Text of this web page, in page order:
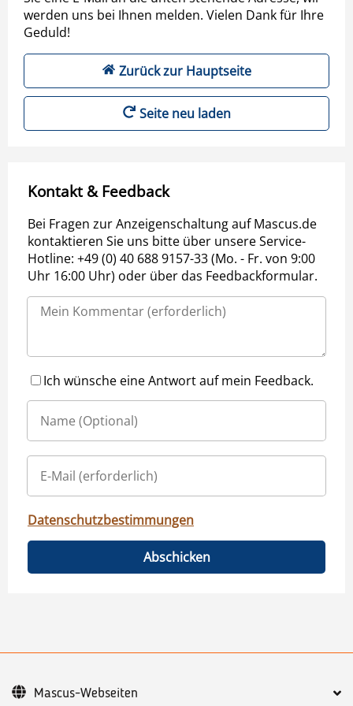
werden uns bei Ihnen melden. Vielen Dank für Ihre
Geduld!
Zurück zur Hauptseite
Seite neu laden
Kontakt & Feedback
Bei Fragen zur Anzeigenschaltung auf Mascus.de
kontaktieren Sie uns bitte über unsere Service-
Hotline: +49 (0) 40 688 9157-33 (Mo. - Fr. von 9:00
Uhr 16:00 Uhr) oder über das Feedbackformular.
Ich wünsche eine Antwort auf mein Feedback.
Datenschutzbestimmungen
Abschicken
Mascus-Webseiten